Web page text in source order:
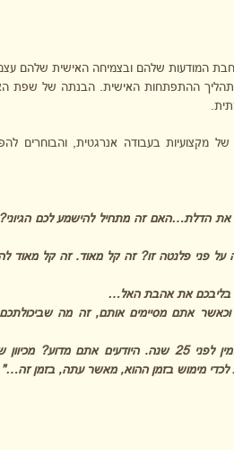
המודעות שלהם ובצמיחה האישית שלהם
ההתפתחות האישית. הבנתה של שפת
מקצועיות בעבודה אנרגטית, והבוחרים
הדלת…האם זה מתחיל להישמע לכם הגיוני?
פני פלנטה זו? זה קל מאוד. זה קל מאוד
בליבכם את אהבת האל…
אתם מסיימים אותם, זה מה
היא עוזרת לאנשים לפתוח את הדלת. תהליך זה לא היה אפשרי או זמין לפני 25 שנה. היודעים אתם
לכדי מימוש בזמן ההוא, מאשר עתה, בזמן זה…"